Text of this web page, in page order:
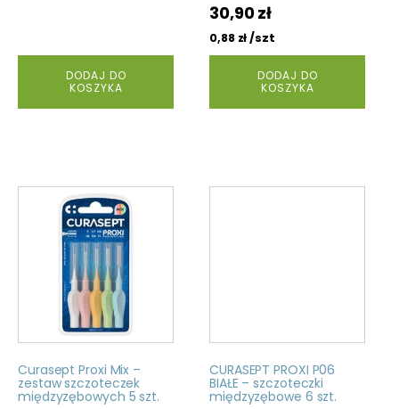
DODAJ DO
KOSZYKA
30,90zł
0,88 zł/szt
DODAJ DO
KOSZYKA
Curasept Proxi Mix –
zestaw szczoteczek
międzyzębowych 5 szt.
CURASEPT PROXI P06
BIAŁE – szczoteczki
międzyzębowe 6 szt.